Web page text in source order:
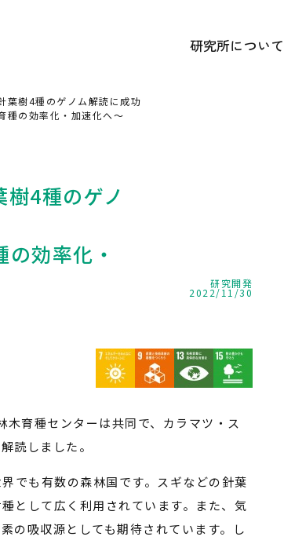
研究所について
葉樹4種のゲノム解読に成功
種の効率化・加速化へ～
4種のゲノ
効率化・
2022/11/30
研究開発
育種センターは共同で、カラマツ・ス
読しました。
でも有数の森林国です。スギなどの針葉
として広く利用されています。また、気
の吸収源としても期待されています。し